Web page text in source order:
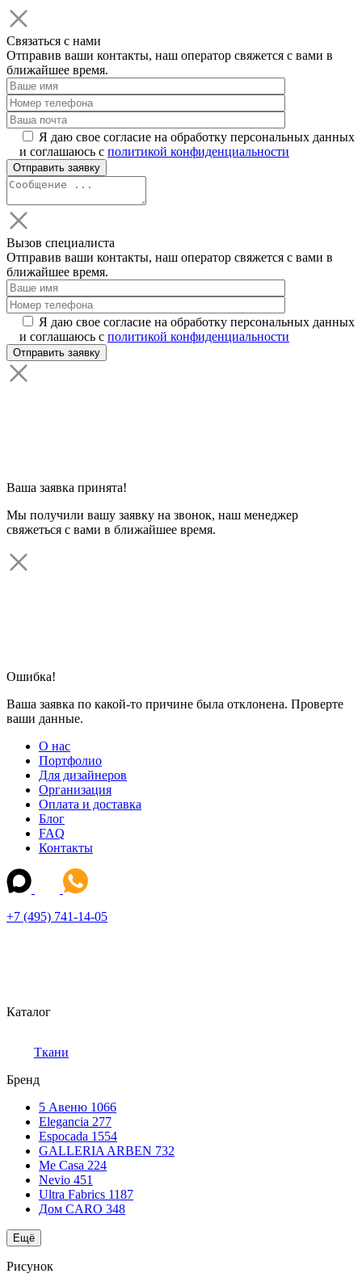
Связаться с нами
Отправив ваши контакты, наш оператор свяжется с вами в
ближайшее время.
Я даю свое согласие на обработку персональных данных
и соглашаюсь с политикой конфиденциальности
Вызов специалиста
Отправив ваши контакты, наш оператор свяжется с вами в
ближайшее время.
Я даю свое согласие на обработку персональных данных
и соглашаюсь с политикой конфиденциальности
Ваша заявка принята!
Мы получили вашу заявку на звонок, наш менеджер
свяжеться с вами в ближайшее время.
Ошибка!
Ваша заявка по какой-то причине была отклонена. Проверте
ваши данные.
О нас
Портфолио
Для дизайнеров
Организация
Оплата и доставка
Блог
FAQ
Контакты
+7 (495) 741-14-05
Каталог
Ткани
Бренд
5 Авеню 1066
Elegancia 277
Espocada 1554
GALLERIA ARBEN 732
Me Casa 224
Nevio 451
Ultra Fabrics 1187
Дом CARO 348
Ещё
Рисунок